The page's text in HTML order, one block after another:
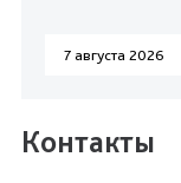
7 августа 2026
Контакты